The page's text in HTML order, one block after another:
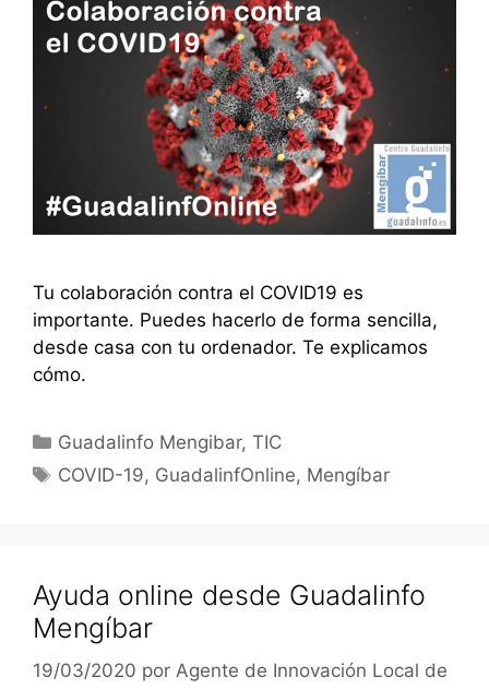
Tu colaboración contra el COVID19 es
importante. Puedes hacerlo de forma sencilla,
desde casa con tu ordenador. Te explicamos
cómo.
Categorías
Guadalinfo Mengibar,TIC
Etiquetas
COVID-19, GuadalinfOnline, Mengíbar
Ayuda online desde Guadalinfo
Mengíbar
19/03/2020 por Agente de Innovación Local de